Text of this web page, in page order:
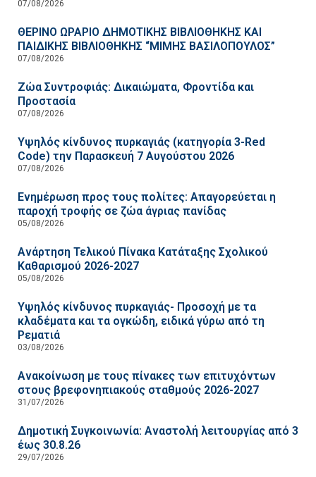
07/08/2026
ΘΕΡΙΝΟ ΩΡΑΡΙΟ ΔΗΜΟΤΙΚΗΣ ΒΙΒΛΙΟΘΗΚΗΣ ΚΑΙ
ΠΑΙΔΙΚΗΣ ΒΙΒΛΙΟΘΗΚΗΣ “ΜΙΜΗΣ ΒΑΣΙΛΟΠΟΥΛΟΣ”
07/08/2026
Ζώα Συντροφιάς: Δικαιώματα, Φροντίδα και
Προστασία
07/08/2026
Υψηλός κίνδυνος πυρκαγιάς (κατηγορία 3-Red
Code) την Παρασκευή 7 Αυγούστου 2026
07/08/2026
Ενημέρωση προς τους πολίτες: Απαγορεύεται η
παροχή τροφής σε ζώα άγριας πανίδας
05/08/2026
Ανάρτηση Τελικού Πίνακα Κατάταξης Σχολικού
Καθαρισμού 2026-2027
05/08/2026
Υψηλός κίνδυνος πυρκαγιάς- Προσοχή με τα
κλαδέματα και τα ογκώδη, ειδικά γύρω από τη
Ρεματιά
03/08/2026
Ανακοίνωση με τους πίνακες των επιτυχόντων
στους βρεφονηπιακούς σταθμούς 2026-2027
31/07/2026
Δημοτική Συγκοινωνία: Αναστολή λειτουργίας από 3
έως 30.8.26
29/07/2026